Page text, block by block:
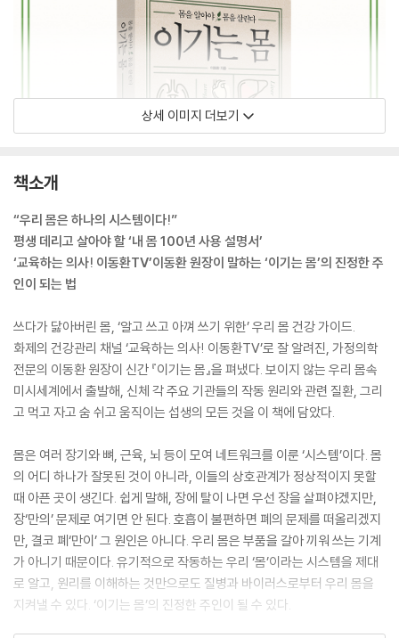
상세 이미지 더보기
책소개
“우리 몸은 하나의 시스템이다!”
평생 데리고 살아야 할 ‘내 몸 100년 사용 설명서’
‘교육하는 의사! 이동환TV’이동환 원장이 말하는 ‘이기는 몸’의 진정한 주
인이 되는 법
쓰다가 닳아버린 몸, ‘알고 쓰고 아껴 쓰기 위한’ 우리 몸 건강 가이드.
화제의 건강관리 채널 ‘교육하는 의사! 이동환TV’로 잘 알려진, 가정의학
전문의 이동환 원장이 신간 『이기는 몸』을 펴냈다. 보이지 않는 우리 몸속
미시세계에서 출발해, 신체 각 주요 기관들의 작동 원리와 관련 질환, 그리
고 먹고 자고 숨 쉬고 움직이는 섭생의 모든 것을 이 책에 담았다.
몸은 여러 장기와 뼈, 근육, 뇌 등이 모여 네트워크를 이룬 ‘시스템’이다. 몸
의 어디 하나가 잘못된 것이 아니라, 이들의 상호관계가 정상적이지 못할
때 아픈 곳이 생긴다. 쉽게 말해, 장에 탈이 나면 우선 장을 살펴야겠지만,
장‘만의’ 문제로 여기면 안 된다. 호흡이 불편하면 폐의 문제를 떠올리겠지
만, 결코 폐‘만이’ 그 원인은 아니다. 우리 몸은 부품을 갈아 끼워 쓰는 기계
가 아니기 때문이다. 유기적으로 작동하는 우리 ‘몸’이라는 시스템을 제대
로 알고, 원리를 이해하는 것만으로도 질병과 바이러스로부터 우리 몸을
지켜낼 수 있다. ‘이기는 몸’의 진정한 주인이 될 수 있다.